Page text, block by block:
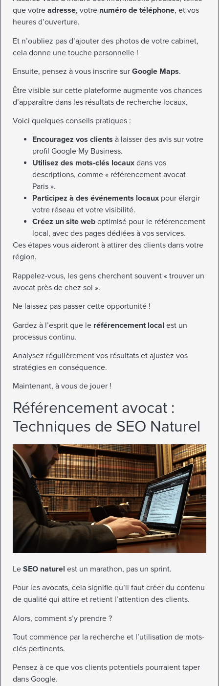
que votre adresse, votre numéro de téléphone, et vos
heures d’ouverture.
Et n’oubliez pas d’ajouter des photos de votre cabinet,
cela donne une touche personnelle !
Ensuite, pensez à vous inscrire sur Google Maps.
Être visible sur cette plateforme augmente vos chances
d’apparaître dans les résultats de recherche locaux.
Voici quelques conseils pratiques :
Encouragez vos clients à laisser des avis sur votre
profil Google My Business.
Utilisez des mots-clés locaux dans vos
descriptions, comme « référencement avocat
Paris ».
Participez à des événements locaux pour élargir
votre réseau et votre visibilité.
Créez un site web optimisé pour le référencement
local, avec des pages dédiées à vos services.
Ces étapes vous aideront à attirer des clients dans votre
région.
Rappelez-vous, les gens cherchent souvent « trouver un
avocat près de chez soi ».
Ne laissez pas passer cette opportunité !
Gardez à l’esprit que le référencement local est un
processus continu.
Analysez régulièrement vos résultats et ajustez vos
stratégies en conséquence.
Maintenant, à vous de jouer !
Référencement avocat :
Techniques de SEO Naturel
Le SEO naturel est un marathon, pas un sprint.
Pour les avocats, cela signifie qu’il faut créer du contenu
de qualité qui attire et retient l’attention des clients.
Alors, comment s’y prendre ?
Tout commence par la recherche et l’utilisation de mots-
clés pertinents.
Pensez à ce que vos clients potentiels pourraient taper
dans Google.